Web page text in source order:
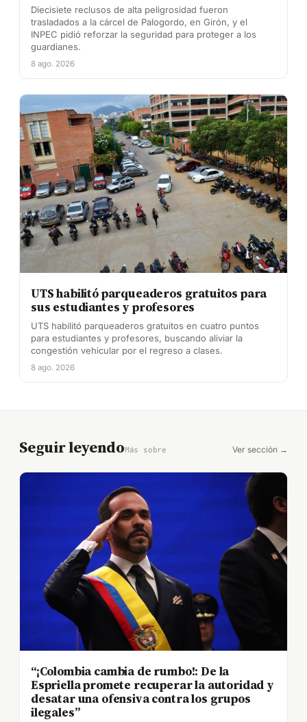
Diecisiete reclusos de alta peligrosidad fueron
trasladados a la cárcel de Palogordo, en Girón, y el
INPEC pidió reforzar la seguridad para proteger a los
guardianes.
8 ago. 2026
UTS habilitó parqueaderos gratuitos para
sus estudiantes y profesores
UTS habilitó parqueaderos gratuitos en cuatro puntos
para estudiantes y profesores, buscando aliviar la
congestión vehicular por el regreso a clases.
8 ago. 2026
Seguir leyendoMás sobre Ver sección →
“¡Colombia cambia de rumbo!: De la
Espriella promete recuperar la autoridad y
desatar una ofensiva contra los grupos
ilegales”